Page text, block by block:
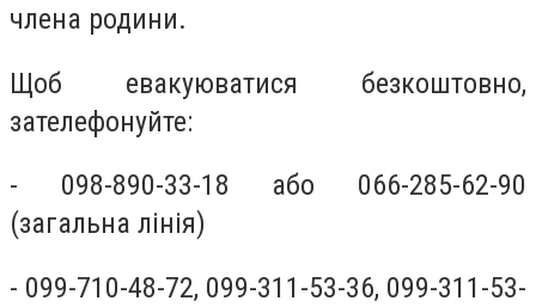
члена родини.
Щоб евакуюватися безкоштовно,
зателефонуйте:
- 098-890-33-18 або 066-285-62-90
(загальна лінія)
- 099-710-48-72, 099-311-53-36, 099-311-53-